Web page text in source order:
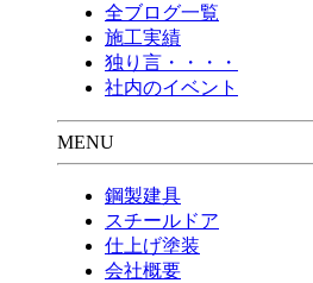
全ブログ一覧
施工実績
独り言・・・・
社内のイベント
MENU
鋼製建具
スチールドア
仕上げ塗装
会社概要